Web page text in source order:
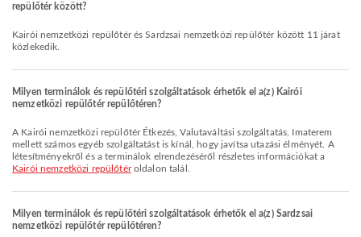
repülőtér között?
Kairói nemzetközi repülőtér és Sardzsai nemzetközi repülőtér között 11 járat
közlekedik.
Milyen terminálok és repülőtéri szolgáltatások érhetők el a(z) Kairói
nemzetközi repülőtér repülőtéren?
A Kairói nemzetközi repülőtér Étkezés, Valutaváltási szolgáltatás, Imaterem
mellett számos egyéb szolgáltatást is kínál, hogy javítsa utazási élményét. A
létesítményekről és a terminálok elrendezéséről részletes információkat a
Kairói nemzetközi repülőtéroldalon talál.
Milyen terminálok és repülőtéri szolgáltatások érhetők el a(z) Sardzsai
nemzetközi repülőtér repülőtéren?